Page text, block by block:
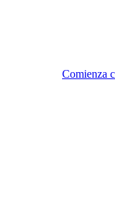
Comienza